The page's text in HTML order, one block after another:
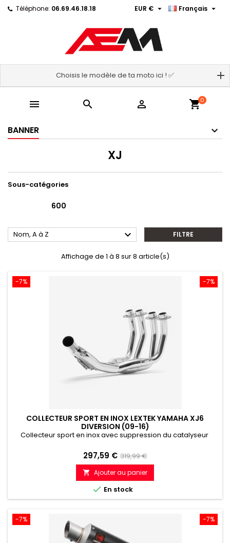
Téléphone: 06.69.46.18.18 Français 
EUR € 
Choisis le modèle de ta moto ici ! ✅
   shopping_cart0
BANNER
XJ
Sous-catégories
600
Nom, A à Z  FILTRE
Affichage de 1 à 8 sur 8 article(s)
-7%
-7%
COLLECTEUR SPORT EN INOX LEXTEK YAMAHA XJ6
DIVERSION (09-16)
Collecteur sport en inox avec suppression du catalyseur
Prix
297,59 € Prix
de
référence
319,99 €
 Ajouter au panier
 En stock
-7%
-7%